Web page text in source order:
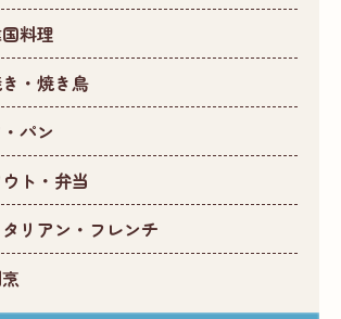
料理
・焼き鳥
パン
ト・弁当
リアン・フレンチ